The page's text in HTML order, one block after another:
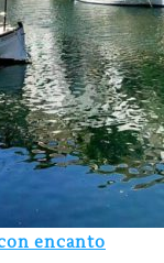
encanto